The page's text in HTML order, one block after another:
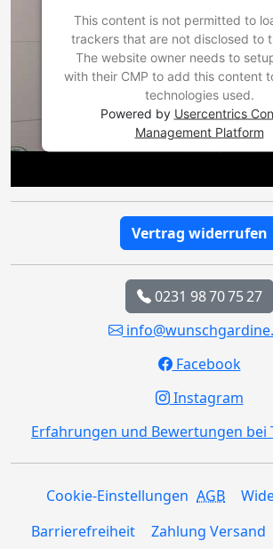
This content is not permitted to
trackers that are not disclosed to
The website owner needs to
with their CMP to add this content
technologies used.
Powered by Usercentrics
Management Platform
Vertrag widerrufen
0231 98 70 75 27
Facebook
Instagram
Erfahrungen und Bewertungen bei
Cookie-Einstellungen AGB
Barrierefreiheit
Zahlung Versand